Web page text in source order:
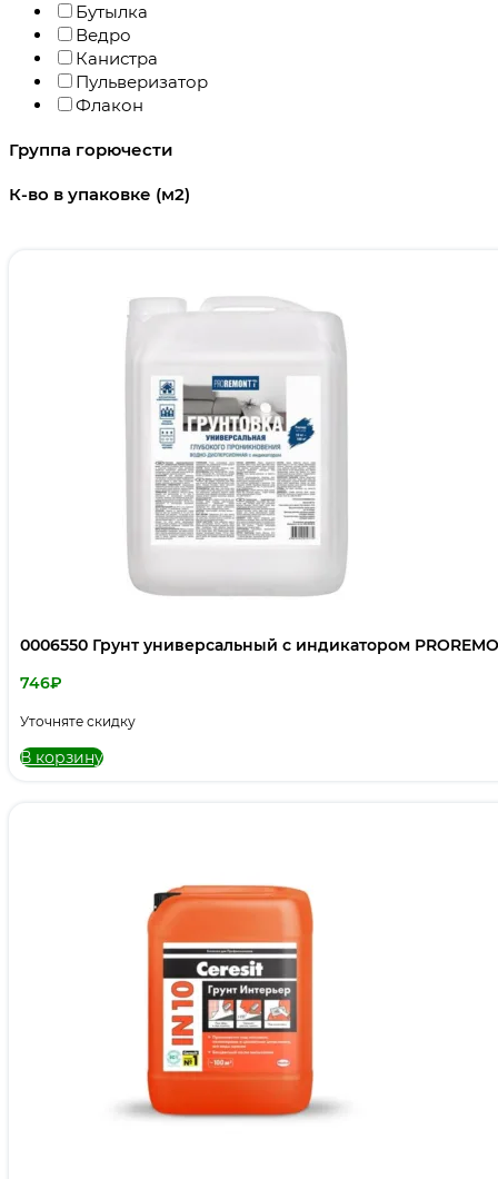
Бутылка
Ведро
Канистра
Пульверизатор
Флакон
Группа горючести
К-во в упаковке (м2)
0006550 Грунт универсальный с индикатором
746₽
Уточняте скидку
В корзину